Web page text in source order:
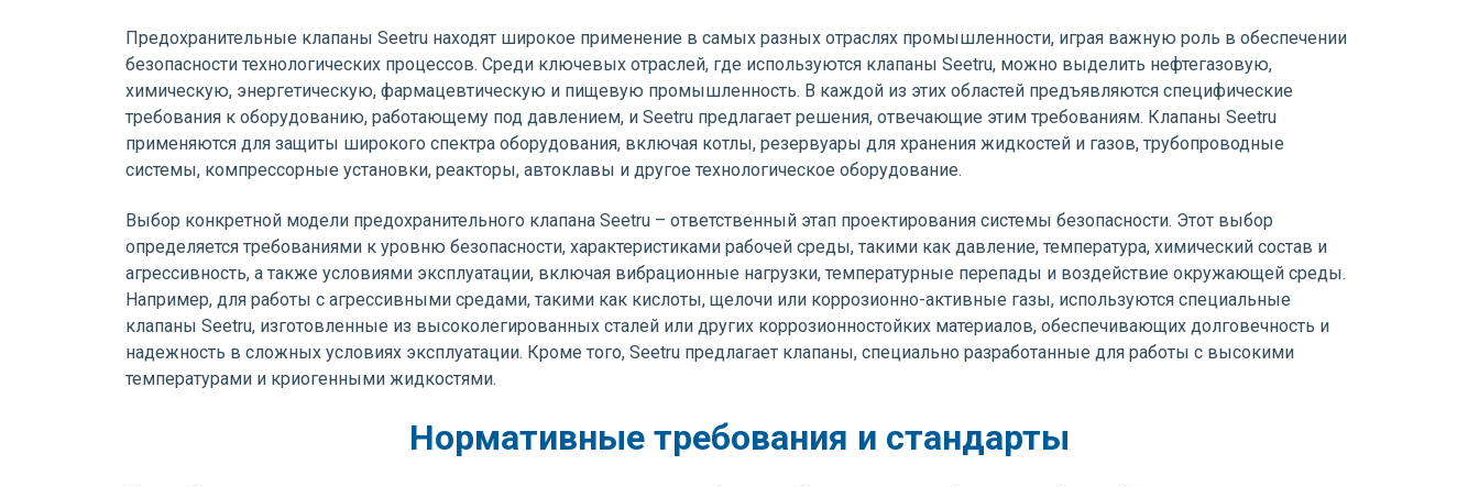
Предохранительные клапаны Seetru находят широкое применение в самых разных отраслях промышленности, играя важную роль в обеспечении
безопасности технологических процессов. Среди ключевых отраслей, где используются клапаны Seetru, можно выделить нефтегазовую,
химическую, энергетическую, фармацевтическую и пищевую промышленность. В каждой из этих областей предъявляются специфические
требования к оборудованию, работающему под давлением, и Seetru предлагает решения, отвечающие этим требованиям. Клапаны Seetru
применяются для защиты широкого спектра оборудования, включая котлы, резервуары для хранения жидкостей и газов, трубопроводные
системы, компрессорные установки, реакторы, автоклавы и другое технологическое оборудование.
Выбор конкретной модели предохранительного клапана Seetru – ответственный этап проектирования системы безопасности. Этот выбор
определяется требованиями к уровню безопасности, характеристиками рабочей среды, такими как давление, температура, химический состав и
агрессивность, а также условиями эксплуатации, включая вибрационные нагрузки, температурные перепады и воздействие окружающей среды.
Например, для работы с агрессивными средами, такими как кислоты, щелочи или коррозионно-активные газы, используются специальные
клапаны Seetru, изготовленные из высоколегированных сталей или других коррозионностойких материалов, обеспечивающих долговечность и
надежность в сложных условиях эксплуатации. Кроме того, Seetru предлагает клапаны, специально разработанные для работы с высокими
температурами и криогенными жидкостями.
Нормативные требования и стандарты